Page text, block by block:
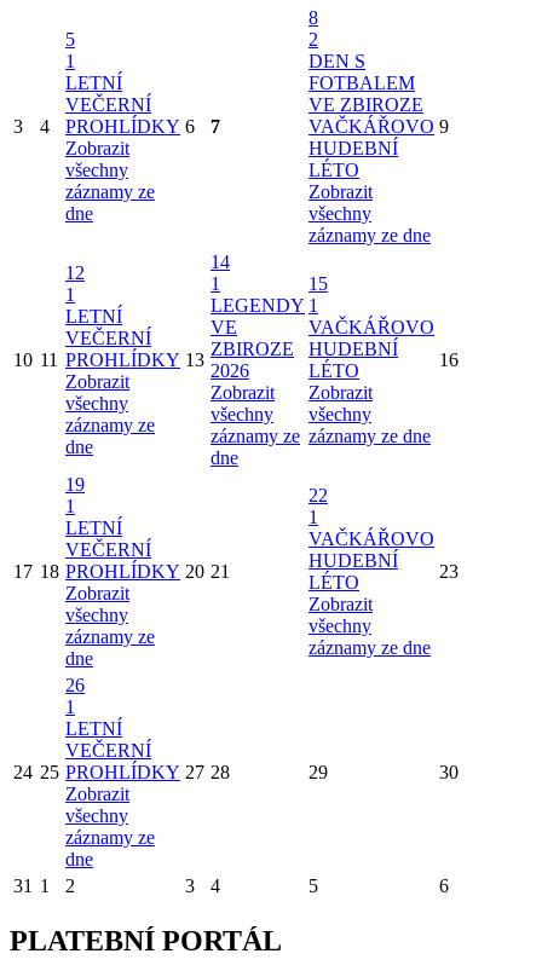
3 4
5
1
LETNÍ
VEČERNÍ
PROHLÍDKY
Zobrazit
všechny
záznamy ze
dne
6 7
8
2
DEN S
FOTBALEM
VE ZBIROZE
VAČKÁŘOVO
HUDEBNÍ
LÉTO
Zobrazit
všechny
záznamy ze dne
9
10 11
12
1
LETNÍ
VEČERNÍ
PROHLÍDKY
Zobrazit
všechny
záznamy ze
dne
13
14
1
LEGENDY
VE
ZBIROZE
2026
Zobrazit
všechny
záznamy ze
dne
15
1
VAČKÁŘOVO
HUDEBNÍ
LÉTO
Zobrazit
všechny
záznamy ze dne
16
17 18
19
1
LETNÍ
VEČERNÍ
PROHLÍDKY
Zobrazit
všechny
záznamy ze
dne
20 21
22
1
VAČKÁŘOVO
HUDEBNÍ
LÉTO
Zobrazit
všechny
záznamy ze dne
23
24 25
26
1
LETNÍ
VEČERNÍ
PROHLÍDKY
Zobrazit
všechny
záznamy ze
dne
27 28 29 30
31 1 2 3 4 5 6
PLATEBNÍ PORTÁL